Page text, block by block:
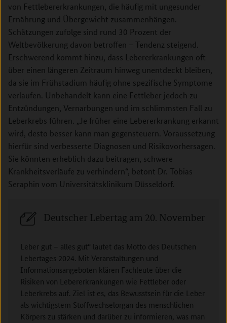
von Fettlebererkrankungen, die häufig mit ungesunder
Ernährung und Übergewicht zusammenhängen.
Schätzungen zufolge sind rund 30 Prozent der
Weltbevölkerung davon betroffen – Tendenz steigend.
Erschwerend kommt hinzu, dass Lebererkrankungen oft
über einen längeren Zeitraum hinweg unentdeckt bleiben,
da sie im Frühstadium häufig ohne spezifische Symptome
verlaufen. Unbehandelt kann eine Fettleber jedoch zu
Entzündungen, Vernarbungen und im schlimmsten Fall zu
Leberkrebs führen. „Je früher eine Lebererkrankung erkannt
wird, desto besser kann man gegensteuern. Voraussetzung
hierfür sind verbesserte Diagnosen und Risikovorhersagen.
Sie könnten erheblich dazu beitragen, schwere
Krankheitsverläufe zu verhindern“, betont Dr. Tobias
Seraphin vom Universitätsklinikum Düsseldorf​.
Deutscher Lebertag am 20. November
Leber gut – alles gut“ lautet das Motto des Deutschen
Lebertages 2024. Mit Veranstaltungen und
Informationsangeboten klären Fachleute über die
Risiken von Lebererkrankungen wie Fettleber oder
Leberkrebs auf. Ziel ist es, das Bewusstsein für die Leber
als wichtigstem Stoffwechselorgan des menschlichen
Körpers zu stärken und darüber zu informieren, was man